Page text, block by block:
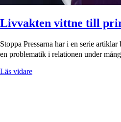
Livvakten vittne till
Stoppa Pressarna har i en serie
en problematik i relationen under
Läs vidare